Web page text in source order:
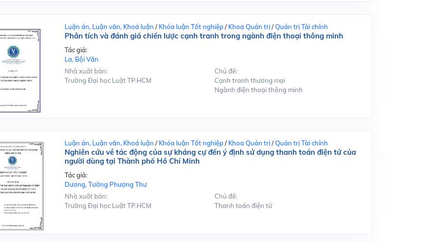
Luận án, Luận văn, Khoá luận / Khóa luận Tốt nghiệp/ Khoa Quản trị/Quản trị Tài chính
Phân tích và đánh giá chiến lược cạnh tranh trong ngành điện thoại thông minh
Tác giả:
La, Bội Văn
Nhà xuất bản:
Trường Đại học Luật TP.HCM
Chủ đề:
Cạnh tranh thương mại
Ngành điện thoại thông minh
Luận án, Luận văn, Khoá luận / Khóa luận Tốt nghiệp/ Khoa Quản trị/Quản trị Tài chính
Nghiên cứu về tác động của sự kháng cự đến ý định sử dụng thanh toán điện tử của
người dùng tại Thành phố Hồ Chí Minh
Tác giả:
Dương, Tường Phượng Thư
Nhà xuất bản:
Trường Đại học Luật TP.HCM
Chủ đề:
Thanh toán điện tử